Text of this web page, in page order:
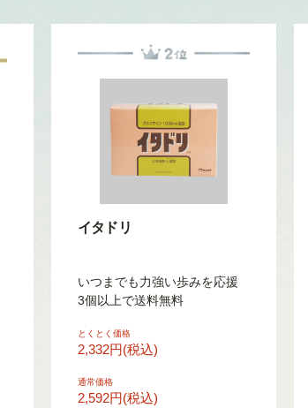
イタドリ
いつまでも力強い歩みを応援
3個以上で送料無料
とくとく価格
2,332円(税込)
通常価格
2,592円(税込)